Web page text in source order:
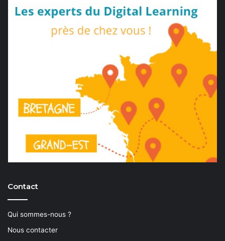
Contact
Qui sommes-nous ?
Nous contacter